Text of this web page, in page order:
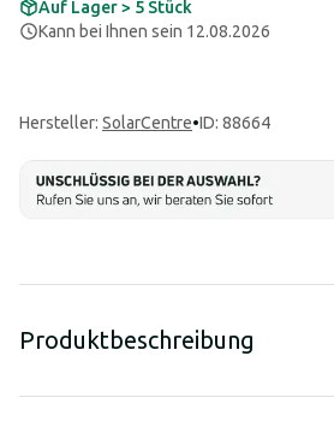
Auf Lager > 5 Stück
Kann bei Ihnen sein 12.08.2026
Hersteller: SolarCentre•ID: 88664
Produktbeschreibung